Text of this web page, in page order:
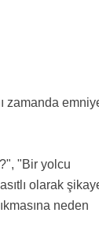
zamanda
"Bir yolcu
olarak
neden